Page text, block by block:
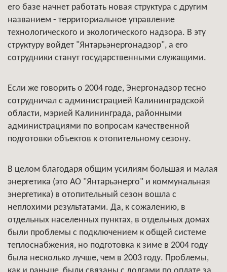
его базе начнет работать новая структура с другим
названием - территориальное управление
технологического и экологического надзора. В эту
структуру войдет "Янтарьэнергонадзор", а его
сотрудники станут государственными служащими.
Если же говорить о 2004 годе, Энергонадзор тесно
сотрудничал с администрацией Калининградской
области, мэрией Калининграда, районными
администрациями по вопросам качественной
подготовки объектов к отопительному сезону.
В целом благодаря общим усилиям большая и малая
энергетика (это АО "Янтарьэнерго" и коммунальная
энергетика) в отопительный сезон вошла с
неплохими результатами. Да, к сожалению, в
отдельных населенных пунктах, в отдельных домах
были проблемы с подключением к общей системе
теплоснабжения, но подготовка к зиме в 2004 году
была несколько лучше, чем в 2003 году. Проблемы,